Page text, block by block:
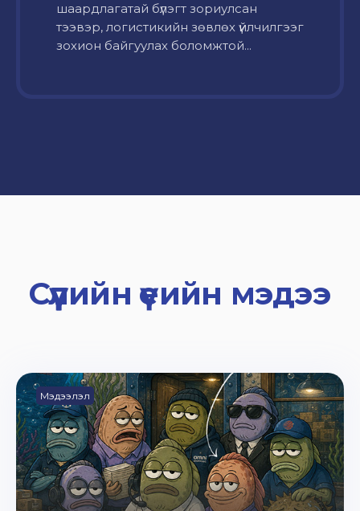
шаардлагатай бүлэгт зориулсан
тээвэр, логистикийн зөвлөх үйлчилгээг
зохион байгуулах боломжтой...
Сүүлийн үеийн мэдээ
Мэдээлэл